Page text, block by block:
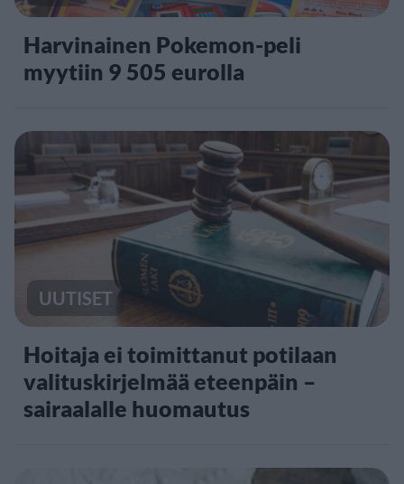
Harvinainen Pokemon-peli
myytiin 9 505 eurolla
UUTISET
Hoitaja ei toimittanut potilaan
valituskirjelmää eteenpäin –
sairaalalle huomautus